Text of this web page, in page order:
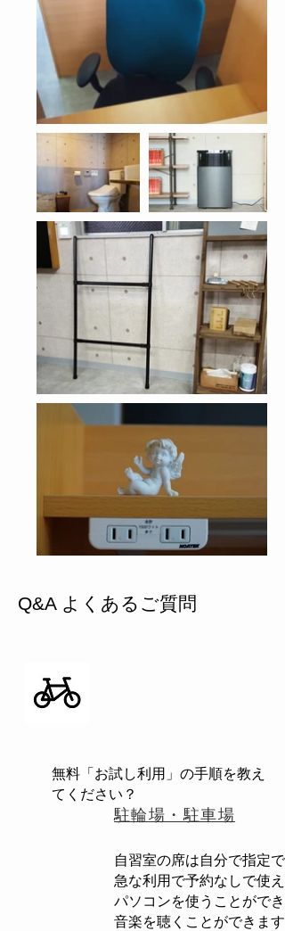
​Q&A よくあるご質問
無料「お試し利用」の手順を教え
てください？
駐輪場・駐車場
自習室の席は自分で指定で
急な利用で予約なしで使え
パソコンを使うことができ
音楽を聴くことができます